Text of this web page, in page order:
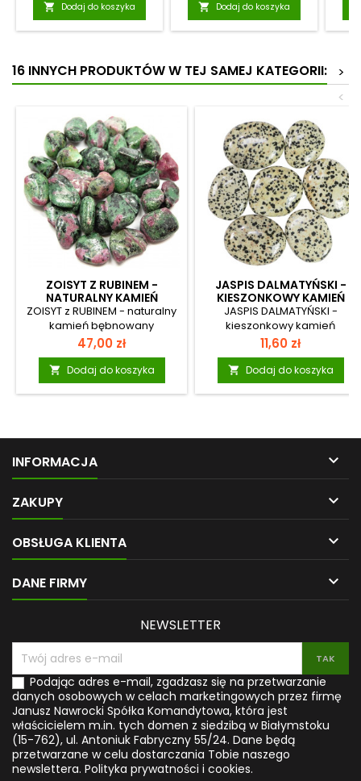
 Dodaj do koszyka  Dodaj do koszyka
16 INNYCH PRODUKTÓW W TEJ SAMEJ KATEGORII:
>
<
ZOISYT Z RUBINEM -
NATURALNY KAMIEŃ
BĘBNOWANY (2-3 CM)
ZOISYT z RUBINEM - naturalny
kamień bębnowany
Kamienie zostały poddane
procesowi bębnowania,
oszlifowane za pomocą
proszków ściernych oraz
polerskich. Każdy kamień ma
niepowtarzalnym
egzemplarzem i może różnić
się od widocznych na zdjęciu.
intuicyjnie i zawsze z
pozytywną energią :) Uwagi:
egzemplarza wybranego
losowo Ewentualna
zagłębień oraz...
Cena
47,00 zł
 Dodaj do koszyka
JASPIS DALMATYŃSKI -
KIESZONKOWY KAMIEŃ
BĘBNOWANY (3-4 CM)
JASPIS DALMATYŃSKI -
kieszonkowy kamień
bębnowany (3-4
cm)Kamienie kieszonkowe to
starannie
wyselekcjonowane,
naturalne minerały o płaskim,
wypolerowanym tak, aby
idealnie mieściły się w dłoni
w użytkowaniu – można je
przedmiot relaksacyjny.
Każdy egzemplarz jest
rysunkiem i strukturą, co
podkreśla jego...
Cena
11,60 zł
 Dodaj do koszyka
INFORMACJA 
ZAKUPY 
OBSŁUGA KLIENTA 
DANE FIRMY 
NEWSLETTER
Podając adres e-mail, zgadzasz się na przetwarzanie
danych osobowych w celach marketingowych przez firmę
Janusz Nawrocki Spółka Komandytowa, która jest
właścicielem m.in. tych domen z siedzibą w Białymstoku
(15-762), ul. Antoniuk Fabryczny 55/24. Dane będą
przetwarzane w celu dostarczania Tobie naszego
newslettera. Polityka prywatności i cookies.